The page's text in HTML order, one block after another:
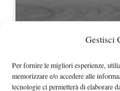
Gestisci
Per fornire le migliori esperienze,
memorizzare e/o accedere alle
tecnologie ci permetterà di elaborare